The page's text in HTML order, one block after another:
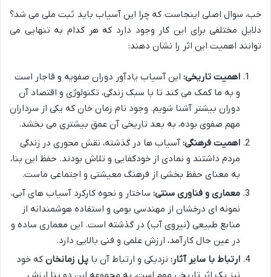
خب، سوال اصلی اینجاست که چرا این آسیاب باید ثبت ملی می شد؟
دلایل مختلفی برای این کار وجود دارد که هر کدام به تنهایی می
توانند اهمیت این اثر را نشان دهند:
اهمیت تاریخی: این آسیاب یادآور دوران صفویه و قاجار است
و به ما کمک می کند تا با سبک زندگی، تکنولوژی و اقتصاد آن
دوران بیشتر آشنا شویم. وجود نام زمان خان که یکی از سرداران
مهم صفوی بوده، به بعد تاریخی آن عمق بیشتری می بخشد.
اهمیت فرهنگی: آسیاب ها در گذشته، نقش محوری در زندگی
مردم داشتند و نمادی از خودکفایی و تلاش بودند. حفظ این بنا،
به معنای حفظ بخشی از فرهنگ معیشتی و اجتماعی ماست.
معماری و فناوری سنتی: ساختار و نحوه کارکرد آسیاب های آبی،
نمونه ای درخشان از مهندسی بومی و استفاده هوشمندانه از
منابع طبیعی (نیروی آب) در گذشته است. این معماری ساده و
در عین حال کارآمد، ارزش علمی و فنی بالایی دارد.
ارتباط با سایر آثار: نزدیکی و ارتباط آن با پل زمانخان که خود